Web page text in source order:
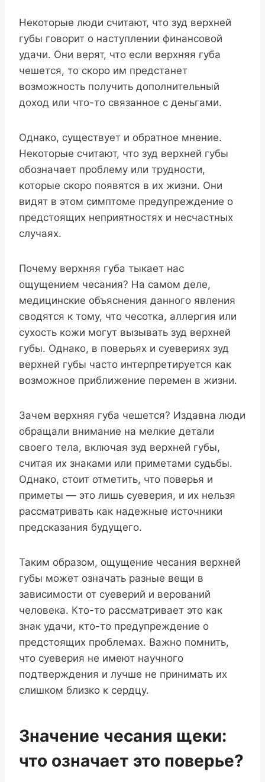
Некоторые люди считают, что зуд верхней
губы говорит о наступлении финансовой
удачи. Они верят, что если верхняя губа
чешется, то скоро им предстанет
возможность получить дополнительный
доход или что-то связанное с деньгами.
Однако, существует и обратное мнение.
Некоторые считают, что зуд верхней губы
обозначает проблему или трудности,
которые скоро появятся в их жизни. Они
видят в этом симптоме предупреждение о
предстоящих неприятностях и несчастных
случаях.
Почему верхняя губа тыкает нас
ощущением чесания? На самом деле,
медицинские объяснения данного явления
сводятся к тому, что чесотка, аллергия или
сухость кожи могут вызывать зуд верхней
губы. Однако, в поверьях и суевериях зуд
верхней губы часто интерпретируется как
возможное приближение перемен в жизни.
Зачем верхняя губа чешется? Издавна люди
обращали внимание на мелкие детали
своего тела, включая зуд верхней губы,
считая их знаками или приметами судьбы.
Однако, стоит отметить, что поверья и
приметы — это лишь суеверия, и их нельзя
рассматривать как надежные источники
предсказания будущего.
Таким образом, ощущение чесания верхней
губы может означать разные вещи в
зависимости от суеверий и верований
человека. Кто-то рассматривает это как
знак удачи, кто-то предупреждение о
предстоящих проблемах. Важно помнить,
что суеверия не имеют научного
подтверждения и лучше не принимать их
слишком близко к сердцу.
Значение чесания щеки:
что означает это поверье?